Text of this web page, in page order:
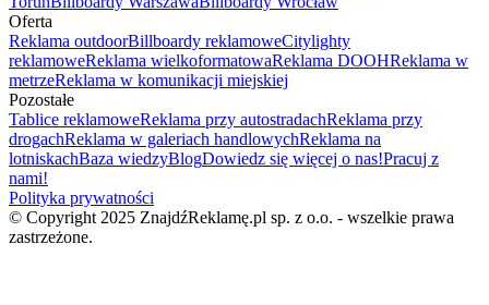
Oferta
Reklama outdoorBillboardy reklamoweCitylighty
reklamoweReklama wielkoformatowaReklama DOOHReklama w
metrzeReklama w komunikacji miejskiej
Pozostałe
Tablice reklamoweReklama przy autostradachReklama przy
drogachReklama w galeriach handlowychReklama na
lotniskachBaza wiedzyBlogDowiedz się więcej o nas!Pracuj z
nami!
Polityka prywatności
© Copyright 2025 ZnajdźReklamę.pl sp. z o.o. - wszelkie prawa
zastrzeżone.